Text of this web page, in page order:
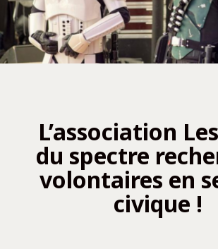
L’association
du spectre
volontaires en
civique !